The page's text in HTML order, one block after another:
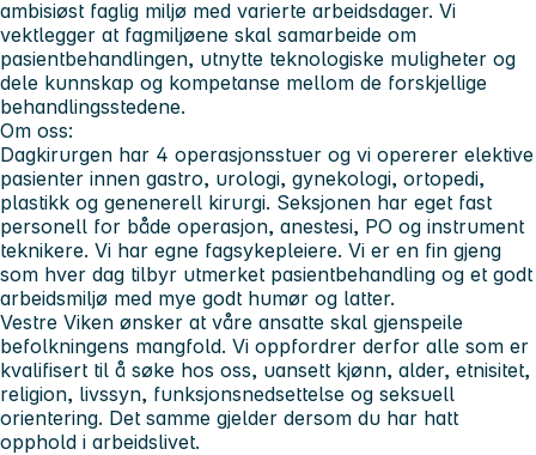
ambisiøst faglig miljø med varierte arbeidsdager. Vi
vektlegger at fagmiljøene skal samarbeide om
pasientbehandlingen, utnytte teknologiske muligheter og
dele kunnskap og kompetanse mellom de forskjellige
behandlingsstedene.
Om oss:
Dagkirurgen har 4 operasjonsstuer og vi opererer elektive
pasienter innen gastro, urologi, gynekologi, ortopedi,
plastikk og genenerell kirurgi. Seksjonen har eget fast
personell for både operasjon, anestesi, PO og instrument
teknikere. Vi har egne fagsykepleiere. Vi er en fin gjeng
som hver dag tilbyr utmerket pasientbehandling og et godt
arbeidsmiljø med mye godt humør og latter.
Vestre Viken ønsker at våre ansatte skal gjenspeile
befolkningens mangfold. Vi oppfordrer derfor alle som er
kvalifisert til å søke hos oss, uansett kjønn, alder, etnisitet,
religion, livssyn, funksjonsnedsettelse og seksuell
orientering. Det samme gjelder dersom du har hatt
opphold i arbeidslivet.